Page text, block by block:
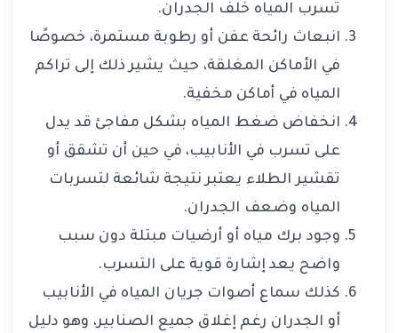
تسرب المياه خلف الجدران.
انبعاث رائحة عفن أو رطوبة مستمرة، خصوصًا
في الأماكن المغلقة، حيث يشير ذلك إلى تراكم
المياه في أماكن مخفية.
انخفاض ضغط المياه بشكل مفاجئ قد يدل
على تسرب في الأنابيب، في حين أن تشقق أو
تقشير الطلاء يعتبر نتيجة شائعة لتسربات
المياه وضعف الجدران.
وجود برك مياه أو أرضيات مبتلة دون سبب
واضح يعد إشارة قوية على التسرب.
كذلك سماع أصوات جريان المياه في الأنابيب
أو الجدران رغم إغلاق جميع الصنابير، وهو دليل